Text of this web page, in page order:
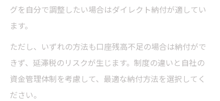
グを自分で調整したい場合はダイレクト納付が適してい
ます。
ただし、いずれの方法も口座残高不足の場合は納付がで
きず、延滞税のリスクが生じます。制度の違いと自社の
資金管理体制を考慮して、最適な納付方法を選択してく
ださい。